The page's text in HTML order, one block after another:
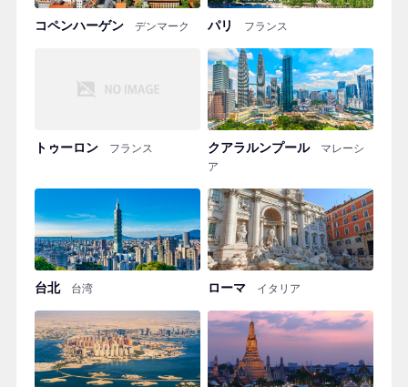
コペンハーゲン デンマーク パリ フランス
トゥーロン フランス クアラルンプール
マレーシ
ア
台北 台湾 ローマ イタリア